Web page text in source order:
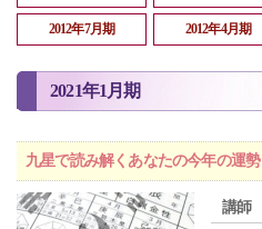
2012年7月期 2012年4月期
2021年1月期
九星で読み解くあなたの今年の運勢
講師